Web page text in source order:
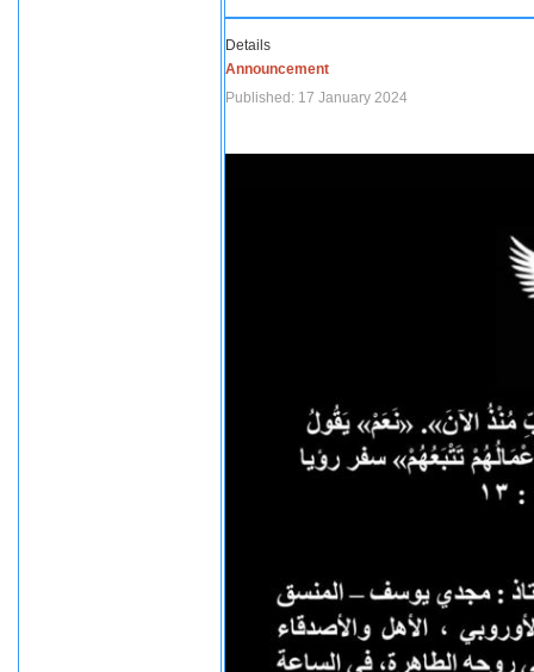
Details
Announcement
Published: 17 January 2024